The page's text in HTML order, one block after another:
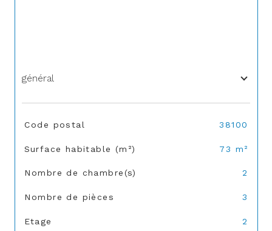
général
TRAD_SIROCCO_Caracteristique
Code postal 38100
Surface habitable (m²) 73 m²
Nombre de chambre(s) 2
Nombre de pièces 3
Etage 2